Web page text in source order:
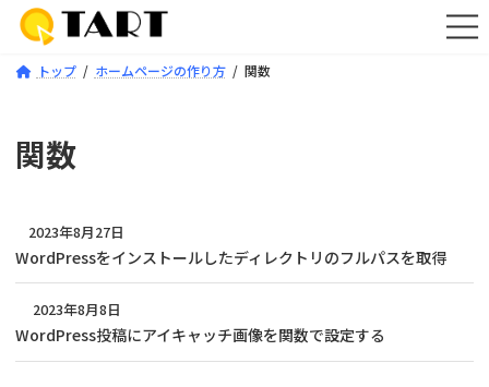
トップ ホームページの作り方 関数
関数
2023年8月27日
WordPressをインストールしたディレクトリのフルパスを取得
2023年8月8日
WordPress投稿にアイキャッチ画像を関数で設定する